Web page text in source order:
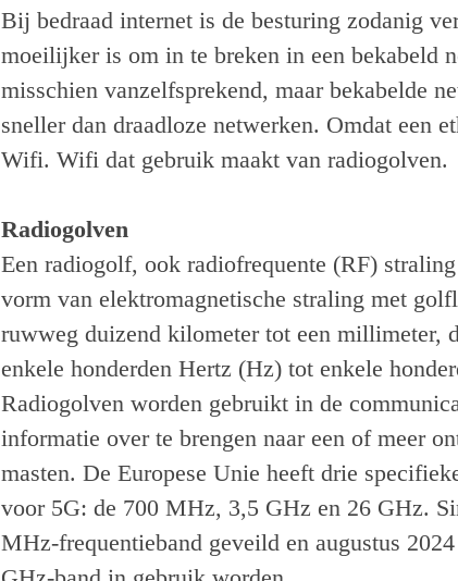
Bij bedraad internet is de besturing zodanig
moeilijker is om in te breken in een bekabeld
misschien vanzelfsprekend, maar bekabelde
sneller dan draadloze netwerken. Omdat een
Wifi. Wifi dat gebruik maakt van radiogolven.
Radiogolven
Een radiogolf, ook radiofrequente (RF)
vorm van elektromagnetische straling met
ruwweg duizend kilometer tot een millimeter,
enkele honderden Hertz (Hz) tot enkele
Radiogolven worden gebruikt in de
informatie over te brengen naar een of meer
masten. De Europese Unie heeft drie
voor 5G: de 700 MHz, 3,5 GHz en 26 GHz.
MHz-frequentieband geveild en augustus